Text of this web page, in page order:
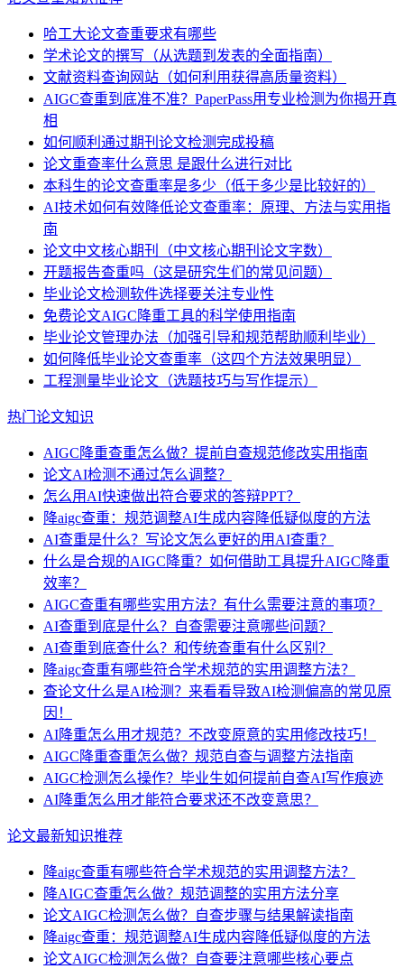
哈工大论文查重要求有哪些
学术论文的撰写（从选题到发表的全面指南）
文献资料查询网站（如何利用获得高质量资料）
AIGC查重到底准不准？PaperPass用专业检测为你揭开真
相
如何顺利通过期刊论文检测完成投稿
论文重查率什么意思 是跟什么进行对比
本科生的论文查重率是多少（低于多少是比较好的）
AI技术如何有效降低论文查重率：原理、方法与实用指
南
论文中文核心期刊（中文核心期刊论文字数）
开题报告查重吗（这是研究生们的常见问题）
毕业论文检测软件选择要关注专业性
免费论文AIGC降重工具的科学使用指南
毕业论文管理办法（加强引导和规范帮助顺利毕业）
如何降低毕业论文查重率（这四个方法效果明显）
工程测量毕业论文（选题技巧与写作提示）
热门论文知识
AIGC降重查重怎么做？提前自查规范修改实用指南
论文AI检测不通过怎么调整？
怎么用AI快速做出符合要求的答辩PPT？
降aigc查重：规范调整AI生成内容降低疑似度的方法
AI查重是什么？写论文怎么更好的用AI查重？
什么是合规的AIGC降重？如何借助工具提升AIGC降重
效率？
AIGC查重有哪些实用方法？有什么需要注意的事项？
AI查重到底是什么？自查需要注意哪些问题？
AI查重到底查什么？和传统查重有什么区别？
降aigc查重有哪些符合学术规范的实用调整方法？
查论文什么是AI检测？来看看导致AI检测偏高的常见原
因！
AI降重怎么用才规范？不改变原意的实用修改技巧！
AIGC降重查重怎么做？规范自查与调整方法指南
AIGC检测怎么操作？毕业生如何提前自查AI写作痕迹
AI降重怎么用才能符合要求还不改变意思？
论文最新知识推荐
降aigc查重有哪些符合学术规范的实用调整方法？
降AIGC查重怎么做？规范调整的实用方法分享
论文AIGC检测怎么做？自查步骤与结果解读指南
降aigc查重：规范调整AI生成内容降低疑似度的方法
论文AIGC检测怎么做？自查要注意哪些核心要点